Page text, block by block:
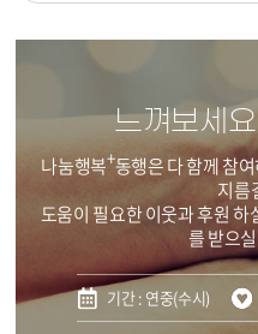
느껴보세
나눔행복+동행은 다 함께 참
지름
도움이 필요한 이웃과 후원 하
를 받으
기간 : 연중(수시)